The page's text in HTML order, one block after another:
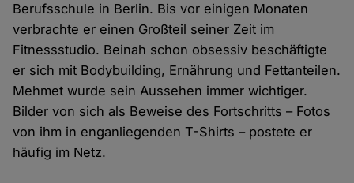
Berufsschule in Berlin. Bis vor einigen Monaten
verbrachte er einen Großteil seiner Zeit im
Fitnessstudio. Beinah schon obsessiv beschäftigte
er sich mit Bodybuilding, Ernährung und Fettanteilen.
Mehmet wurde sein Aussehen immer wichtiger.
Bilder von sich als Beweise des Fortschritts – Fotos
von ihm in enganliegenden T-Shirts – postete er
häufig im Netz.